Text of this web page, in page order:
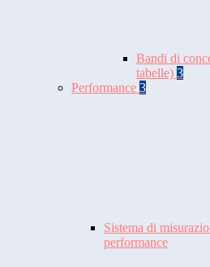
Bandi di
tabelle) 3
Performance 3
Sistema di
performance